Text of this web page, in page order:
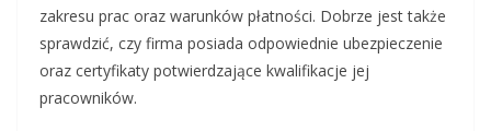
zakresu prac oraz warunków płatności. Dobrze jest także
sprawdzić, czy firma posiada odpowiednie ubezpieczenie
oraz certyfikaty potwierdzające kwalifikacje jej
pracowników.